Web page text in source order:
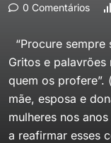
0 Comentários
“Procure
Gritos e
quem os profere”.
mãe, esposa e
mulheres nos
a reafirmar esses